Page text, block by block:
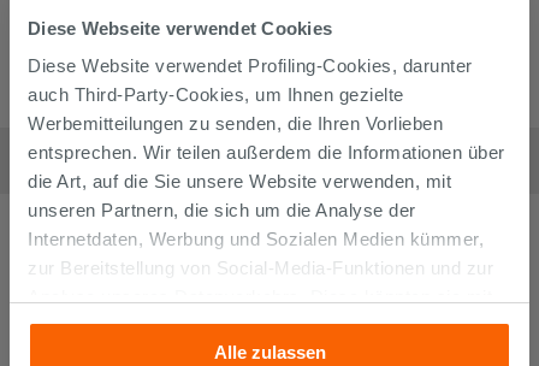
Diese Webseite verwendet Cookies
Diese Website verwendet Profiling-Cookies, darunter
auch Third-Party-Cookies, um Ihnen gezielte
Werbemitteilungen zu senden, die Ihren Vorlieben
entsprechen. Wir teilen außerdem die Informationen über
die Art, auf die Sie unsere Website verwenden, mit
unseren Partnern, die sich um die Analyse der
Internetdaten, Werbung und Sozialen Medien kümmer,
zur Bereitstellung von Social-Media-Funktionen und zur
anderen Informationen, die Sie ihnen geliefert haben oder
die sie aufgrund Ihrer Verwendung ihrer Dienste
Alle zulassen
Thermostatkopf Elite Plus Schwarz matt
38,90€ /stk